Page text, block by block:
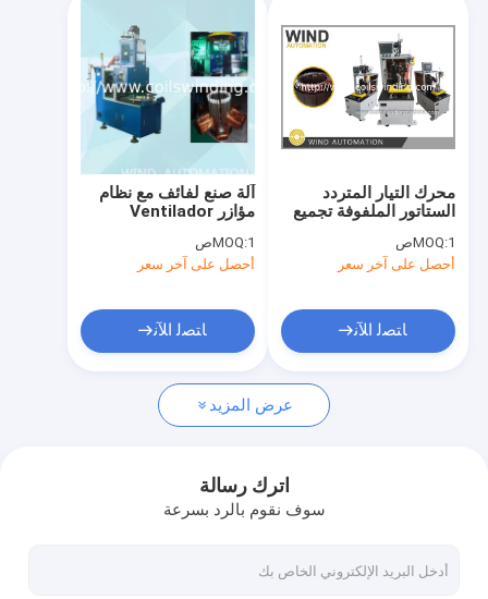
المنتجات
حولنا
جولة في المصنع
اتصل بنا
اطلب اقتباس
آلة تصنيع حديد التسليح
آلة لف الجزء الثابت
آلة بناء السطح المطبخ الحراري
آلة معالجة الورق للمحرك الكهربائي
آلة صنع لفائف مع نظام
مؤازر Ventilador
أوتوماتيكية
MOQ:1ص
أحصل على آخر سعر
ﺎﺘﺼﻟ ﺍﻶﻧ
محرك التيار المتردد
الستاتور الملفوفة تجميع
ربط آلة
MOQ:1ص
أحصل على آخر سعر
ﺎﺘﺼﻟ ﺍﻶﻧ
عرض المزيد
اترك رسالة
سوف نقوم بالرد بسرعة